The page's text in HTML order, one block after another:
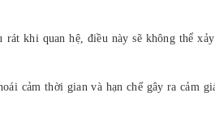
khi quan hệ, điều này sẽ không thể
cảm thời gian và hạn chế gây ra cảm